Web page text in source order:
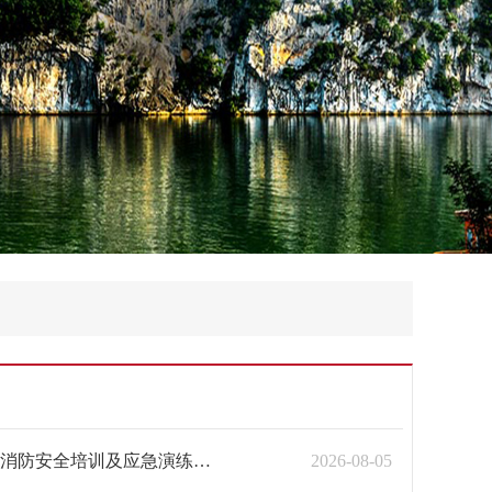
2026-08-05
筑牢安全“防火墙” 护航卫健平安线——柳城县卫生健康系统开展2026年消防安全培训及应急演练活动